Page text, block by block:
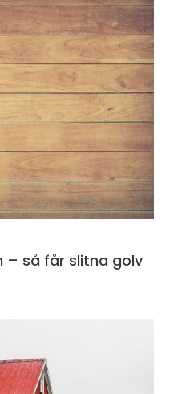
– så får slitna golv